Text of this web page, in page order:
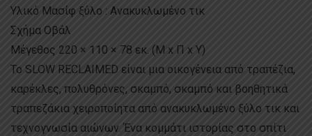
Υλικό Μασίφ ξύλο : Ανακυκλωμένο τικ
Σχήμα Οβάλ
Μέγεθος 220 × 110 × 78 εκ. (Μ x Π x Υ)
Το SLOW RECLAIMED είναι μια οικογένεια από τραπέζια,
καρέκλες, πολυθρόνες, σκαμπό, σκαμπό και βοηθητικά
τραπεζάκια χειροποίητα από ανακυκλωμένο ξύλο τικ και
τεχνογνωσία αιώνων. Ένα κομμάτι ιστορίας στο σπίτι